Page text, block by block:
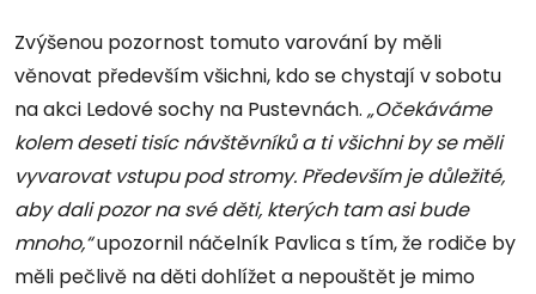
Zvýšenou pozornost tomuto varování by měli
věnovat především všichni, kdo se chystají v sobotu
na akci Ledové sochy na Pustevnách. „Očekáváme
kolem deseti tisíc návštěvníků a ti všichni by se měli
vyvarovat vstupu pod stromy. Především je důležité,
aby dali pozor na své děti, kterých tam asi bude
mnoho,“upozornil náčelník Pavlica s tím, že rodiče by
měli pečlivě na děti dohlížet a nepouštět je mimo